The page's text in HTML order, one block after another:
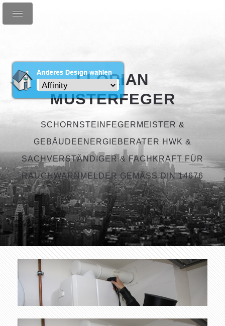
FLORIAN
MUSTERFEGER
SCHORNSTEINFEGERMEISTER &
GEBÄUDEENERGIEBERATER HWK &
SACHVERSTÄNDIGER & FACHKRAFT FÜR
RAUCHWARNMELDER GEMÄSS DIN 14676